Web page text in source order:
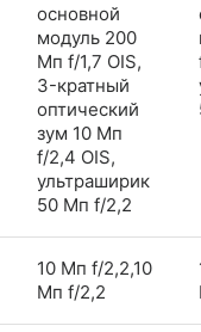
основной
модуль 200
Мп f/1,7 OIS,
3-кратный
оптический
зум 10 Мп
f/2,4 OIS,
ультраширик
50 Мп f/2,2
10 Мп f/2,2,10
Мп f/2,2